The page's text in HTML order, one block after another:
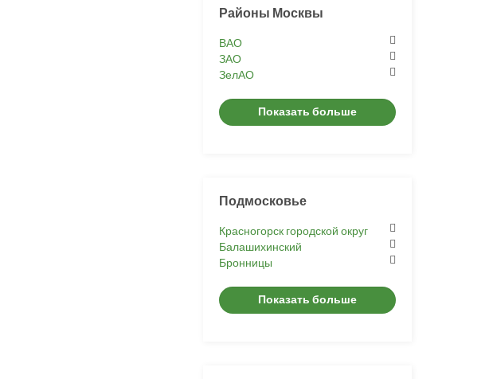
Районы Москвы
ВАО
ЗАО
ЗелАО
Показать больше
Подмосковье
Красногорск городской округ
Балашихинский
Бронницы
Показать больше